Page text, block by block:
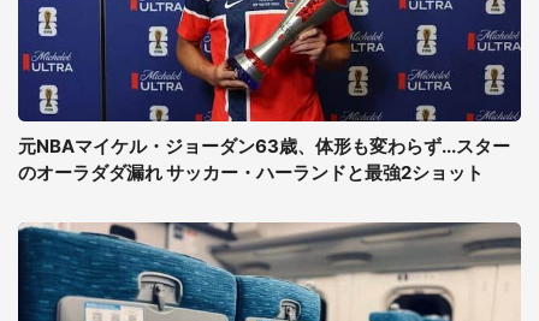
元NBAマイケル・ジョーダン63歳、体形も変わらず...スター
のオーラダダ漏れ サッカー・ハーランドと最強2ショット